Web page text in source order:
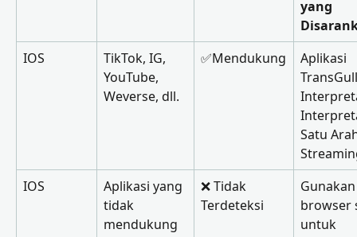
yang
IOS
TikTok, IG,
YouTube,
Weverse, dll.
✅Mendukung
Aplikasi
Satu
IOS
Aplikasi yang
tidak
mendukung
❌ Tidak
Terdeteksi
browser
untuk